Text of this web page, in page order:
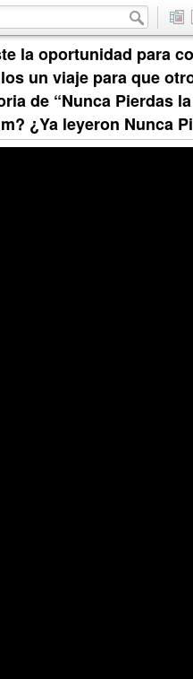
la oportunidad para
un viaje para que
de “Nunca Pierdas
¿Ya leyeron Nunca